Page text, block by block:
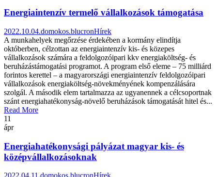
Energiaintenzív termelő vállalkozások támogatása
2022.10.04.domokos.blucronHírek
A munkahelyek megőrzése érdekében a kormány elindítja
októberben, célzottan az energiaintenzív kis- és közepes
vállalkozások számára a feldolgozóipari kkv energiaköltség- és
beruházástámogatási programot. A program első eleme – 75 milliárd
forintos kerettel – a magyarországi energiaintenzív feldolgozóipari
vállalkozások energiaköltség-növekményének kompenzálására
szolgál. A második elem tartalmazza az ugyanennek a célcsoportnak
szánt energiahatékonyság-növelő beruházások támogatását hitel és...
Read More
11
ápr
Energiahatékonysági pályázat magyar kis- és
középvállalkozásoknak